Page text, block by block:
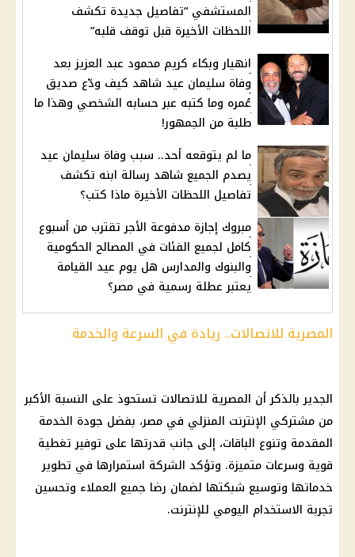
المستشفي “تفاصيل جديدة تكشف
اللحظات الأخيرة قبل توقف قلبه”
انهيار وبكاء كريم محمود عبد العزيز بعد
وفاة سليمان عيد شاهد كيف ودّع صديق
عُمره وما كتبه عبر حسابه الشخصي وهذا ما
طلبة من الجمهور!
ما لم يتوقعه أحد.. سبب وفاة سليمان عيد
يصدم الجميع شاهد رسالة ابنه تكشف
تفاصيل اللحظات الأخيرة ماذا كتب؟
مبروك إجازة مدفوعة الأجر تقترب من أسبوع
كامل لجميع الفئات في المصالح الحكومية
والبنوك والمدارس هل يوم عيد القيامة
يعتبر عطلة رسمية في مصر؟
المصرية للاتصالات.. ريادة في السرعة والخدمة
الجدير بالذكر أن المصرية للاتصالات تستحوذ على النسبة الأكبر
من مشتركي الإنترنت المنزلي في مصر، بفضل جودة الخدمة
المقدمة وتنوع الباقات، إلى جانب قدرتها على توفير تغطية
قوية وسرعات متميزة. وتؤكد الشركة استمرارها في تطوير
خدماتها وتوسيع شبكتها لضمان رضا جميع العملاء وتحسين
تجربة الاستخدام اليومي للإنترنت.